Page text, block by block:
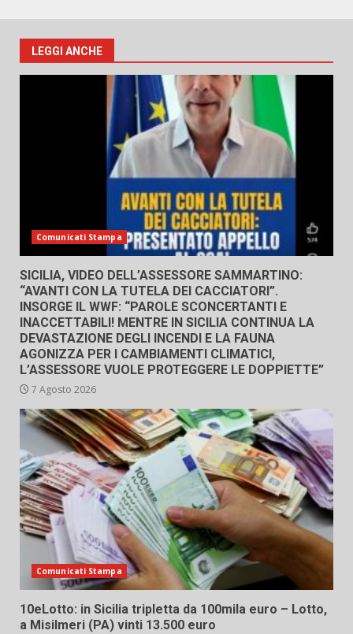
LEGGI ANCHE
Comunicati Stampa
SICILIA, VIDEO DELL’ASSESSORE SAMMARTINO:
“AVANTI CON LA TUTELA DEI CACCIATORI”.
INSORGE IL WWF: “PAROLE SCONCERTANTI E
INACCETTABILI! MENTRE IN SICILIA CONTINUA LA
DEVASTAZIONE DEGLI INCENDI E LA FAUNA
AGONIZZA PER I CAMBIAMENTI CLIMATICI,
L’ASSESSORE VUOLE PROTEGGERE LE DOPPIETTE”
7 Agosto 2026
Comunicati Stampa
10eLotto: in Sicilia tripletta da 100mila euro – Lotto,
a Misilmeri (PA) vinti 13.500 euro